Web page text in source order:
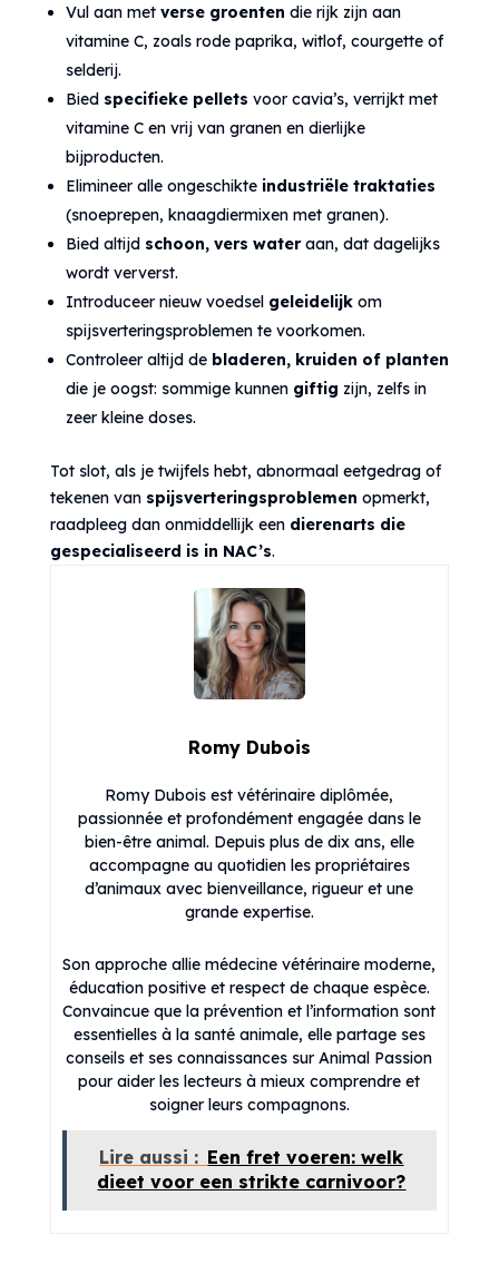
Vul aan met verse groenten die rijk zijn aan
vitamine C, zoals rode paprika, witlof, courgette of
selderij.
Bied specifieke pellets voor cavia’s, verrijkt met
vitamine C en vrij van granen en dierlijke
bijproducten.
Elimineer alle ongeschikte industriële traktaties
(snoeprepen, knaagdiermixen met granen).
Bied altijd schoon, vers wateraan, dat dagelijks
wordt ververst.
Introduceer nieuw voedsel geleidelijkom
spijsverteringsproblemen te voorkomen.
Controleer altijd de bladeren, kruiden of planten
die je oogst: sommige kunnen giftig zijn, zelfs in
zeer kleine doses.
Tot slot, als je twijfels hebt, abnormaal eetgedrag of
tekenen van spijsverteringsproblemen opmerkt,
raadpleeg dan onmiddellijk een dierenarts die
gespecialiseerd is in NAC’s.
Romy Dubois
Romy Dubois est vétérinaire diplômée,
passionnée et profondément engagée dans le
bien-être animal. Depuis plus de dix ans, elle
accompagne au quotidien les propriétaires
d’animaux avec bienveillance, rigueur et une
grande expertise.
Son approche allie médecine vétérinaire moderne,
éducation positive et respect de chaque espèce.
Convaincue que la prévention et l’information sont
essentielles à la santé animale, elle partage ses
conseils et ses connaissances sur Animal Passion
pour aider les lecteurs à mieux comprendre et
soigner leurs compagnons.
Lire aussi : Een fret voeren: welk
dieet voor een strikte carnivoor?